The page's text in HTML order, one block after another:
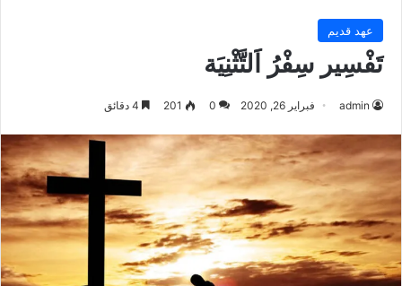
عهد قديم
تَفْسِير سِفْرُ اََلتَّثْنِيَة
admin فبراير 26, 2020 0
201